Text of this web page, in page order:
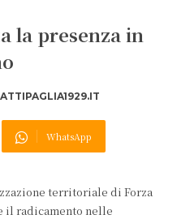
la presenza in
WhatsApp
territoriale di Forza
il radicamento nelle